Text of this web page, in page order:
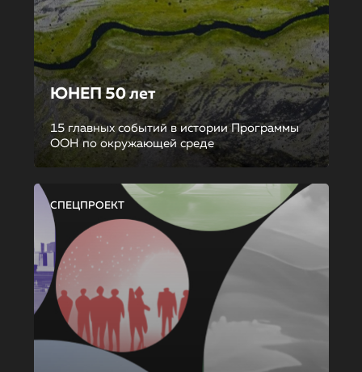
ЮНЕП 50 лет
15 главных событий в истории Программы
ООН по окружающей среде
СПЕЦПРОЕКТ